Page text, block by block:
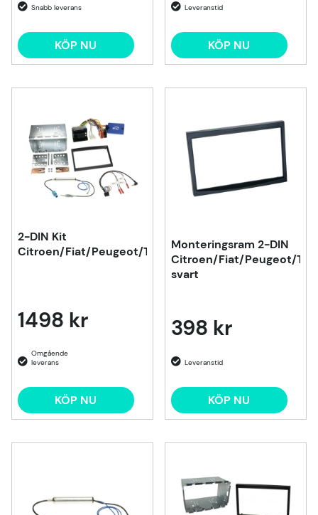
KÖP NU KÖP NU
2-DIN Kit
Citroen/Fiat/Peugeot/Toyota
1498 kr
KÖP NU
Monteringsram 2-DIN
Citroen/Fiat/Peugeot/
svart
398 kr
KÖP NU